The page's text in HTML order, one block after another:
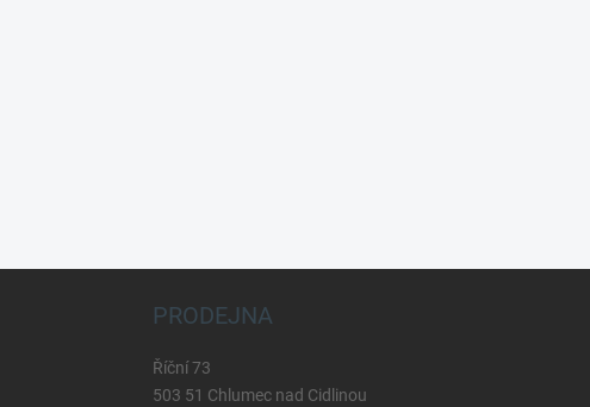
PRODEJNA
Říční 73
503 51 Chlumec nad Cidlinou